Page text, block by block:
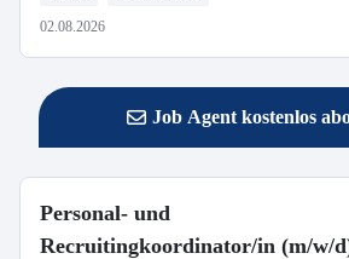
02.08.2026
Job Agent kostenlos
Personal- und
Recruitingkoordinator/in (m/w/